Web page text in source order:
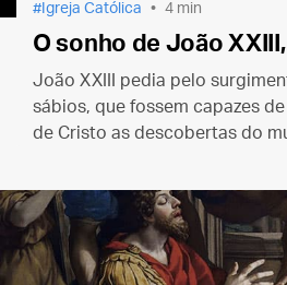
Igreja Católica 4 min
O sonho de João
João XXIII pedia pelo
sábios, que fossem capazes
de Cristo as descobertas do